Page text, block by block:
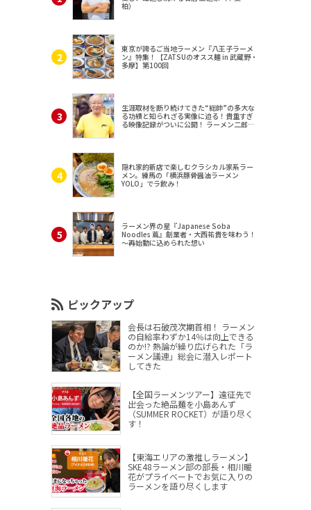
柏）
東京が誇るご当地ラーメン『八王子ラーメ
ン』特集！【ZATSUのオスス麺 in 武蔵野・
多摩】第100回
生涯取材を断り続けてきた“総帥”の多大な
る功績と知られざる実像に迫る！貴重すぎ
る映像記録がついに公開！ ラーメン二郎
隠れ家的新店で楽しむクラシカル家系ラー
メン。練馬の「横浜豚骨醤油ラーメン
YOLO」でラ飲み！
ラーメン界の星『Japanese Soba
Noodles 蔦』創業者・大西祐貴を味わう！
～再始動に込められた想い
ピックアップ
会長は石破茂次期首相！ ラーメン
の自給率わずか14％は向上できる
のか!? 熱論が繰り広げられた「ラ
ーメン議連」総会に潜入レポート
してきた
【全国ラーメンツアー】遠征先で
出会った絶品麺を小島あんず
（SUMMER ROCKET）が語り尽く
す！
【東海エリアの激推しラーメン】
SKE48ラーメン部の部長・相川暖
花がプライベートでお気に入りの
ラーメンを語り尽くします